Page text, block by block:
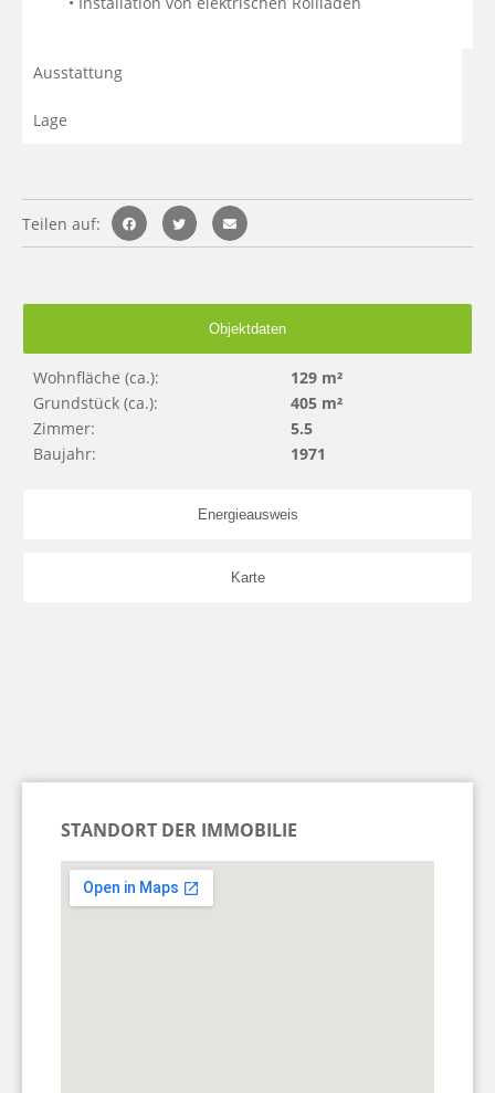
Ausstattung
Lage
Teilen auf:
Objektdaten
Energieausweis
Karte
Wohnfläche (ca.):
129 m²
Grundstück (ca.):
405 m²
Zimmer:
5.5
Baujahr:
1971
STANDORT DER IMMOBILIE